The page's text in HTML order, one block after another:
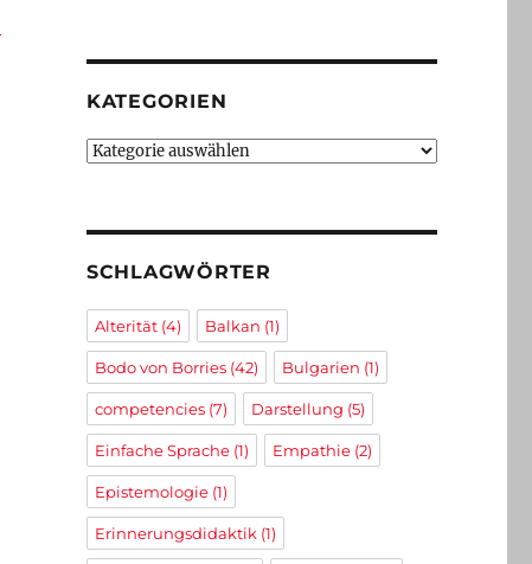
KATEGORIEN
Kategorien
SCHLAGWÖRTER
Alterität(4) Balkan (1)
Bodo von Borries(42) Bulgarien (1)
competencies(7) Darstellung (5)
Einfache Sprache(1) Empathie(2)
Epistemologie(1)
Erinnerungsdidaktik (1)